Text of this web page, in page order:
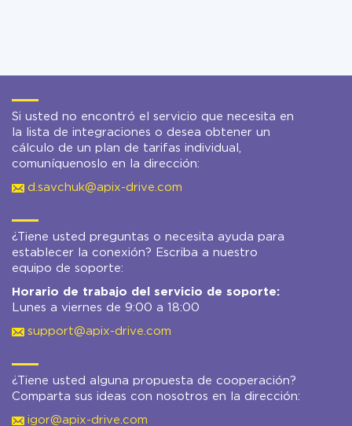
Si usted no encontró el servicio que necesita en
la lista de integraciones o desea obtener un
cálculo de un plan de tarifas individual,
comuníquenoslo en la dirección:
d.savchuk@apix-drive.com
¿Tiene usted preguntas o necesita ayuda para
establecer la conexión? Escriba a nuestro
equipo de soporte:
Horario de trabajo del servicio de soporte:
Lunes a viernes de 9:00 a 18:00
support@apix-drive.com
¿Tiene usted alguna propuesta de cooperación?
Comparta sus ideas con nosotros en la dirección:
igor@apix-drive.com